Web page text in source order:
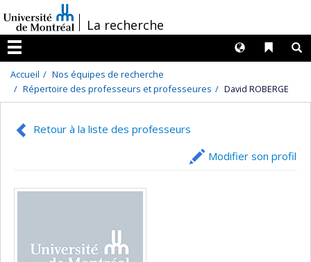
au
contenu
/La recherche
Menu
Liens
Langues
Accueil
Nos équipes de recherche
Répertoire des professeurs et professeures
David ROBERGE
Retour à la liste des professeurs
Modifier son profil